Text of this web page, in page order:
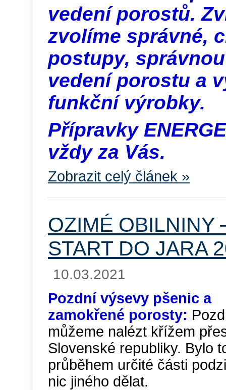
vedení porostů.
zvolíme správné,
postupy,
vedení porostu a
funkční výrobky.
Přípravky
vždy za Vás.
Zobrazit celý článek »
OZIMÉ OBILNINY
START DO JARA
10.03.2021
Pozdní výsevy pšenic a
zamokřené porosty:
můžeme nalézt křížem
Slovenské republiky. Bylo
průběhem určité části
nic jiného dělat.